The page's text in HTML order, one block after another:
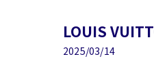
LOUIS
2025/03/14